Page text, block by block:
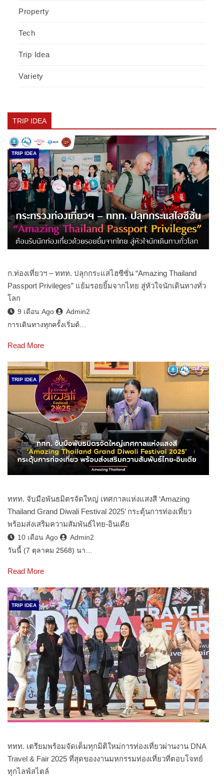
Property
Tech
Trip Idea
Variety
TRIP IDEA
TRIP IDEA
ก.ท่องเที่ยวฯ – ททท. ปลุกกระแสไฮซีซั่น “Amazing Thailand
Passport Privileges” แย้มรอยยิ้มจากไทย สู่หัวใจนักเดินทางทั่ว
โลก
9 เดือน Ago
Admin2
การเดินทางทุกครั้งเริ่มต้…
Read More
TRIP IDEA
ททท. จับมือพันธมิตรจัดใหญ่ เทศกาลแห่งแสงสี ‘Amazing
Thailand Grand Diwali Festival 2025’ กระตุ้นการท่องเที่ยว
พร้อมส่งเสริมความสัมพันธ์ไทย-อินเดีย
10 เดือน Ago
Admin2
วันนี้ (7 ตุลาคม 2568) นา…
Read More
TRIP IDEA
ททท. เตรียมพร้อมจัดเต็มทุกมิติใหม่การท่องเที่ยวผ่านงาน DNA
Travel & Fair 2025 ที่สุดของงานมหกรรมท่องเที่ยวที่ตอบโจทย์
ทุกไลฟ์สไตล์